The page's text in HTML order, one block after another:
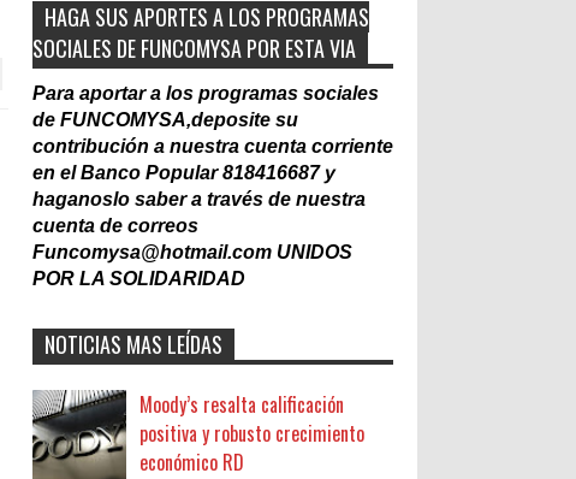
HAGA SUS APORTES A LOS PROGRAMAS
SOCIALES DE FUNCOMYSA POR ESTA VIA
Para aportar a los programas sociales
de FUNCOMYSA,deposite su
contribución a nuestra cuenta corriente
en el Banco Popular 818416687 y
haganoslo saber a través de nuestra
cuenta de correos
Funcomysa@hotmail.com UNIDOS
POR LA SOLIDARIDAD
NOTICIAS MAS LEÍDAS
Moody’s resalta calificación
positiva y robusto crecimiento
económico RD